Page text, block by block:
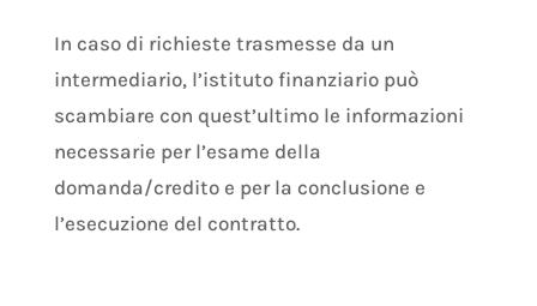
In caso di richieste trasmesse da un
intermediario, l’istituto finanziario può
scambiare con quest’ultimo le informazioni
necessarie per l’esame della
domanda/credito e per la conclusione e
l’esecuzione del contratto.